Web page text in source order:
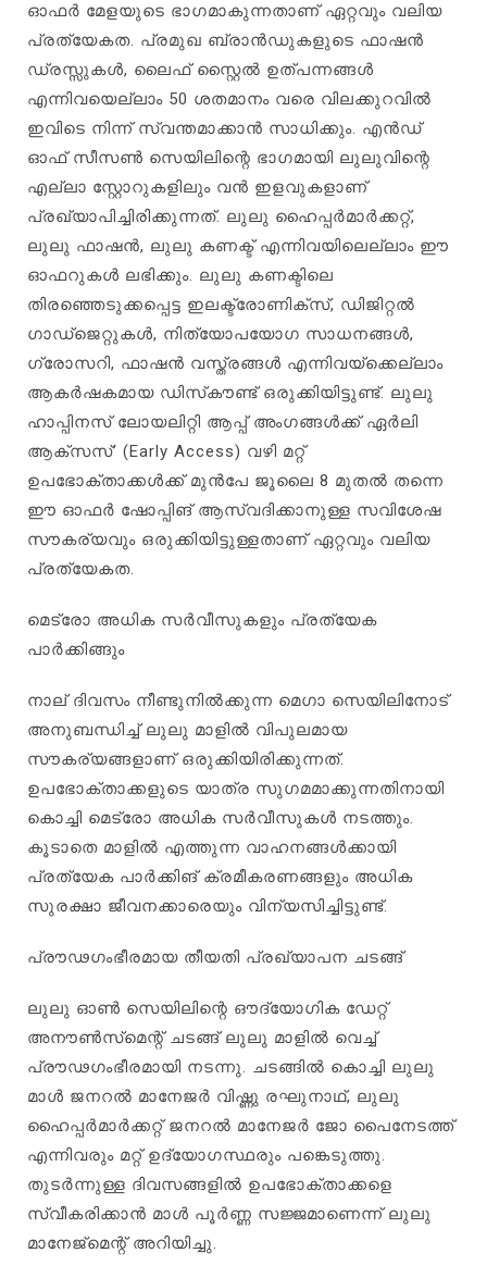
ഓഫർ മേളയുടെ ഭാഗമാകുന്നതാണ്‌ ഏറ്റവും വലിയ
പ്രത്യേകത. പ്രമുഖ ബ്രാൻഡുകളുടെ ഫാഷൻ
ഡ്രസ്സുകൾ, ലൈഫ് സ്റ്റൈൽ ഉത്പന്നങ്ങൾ
എന്നിവയെല്ലാം 50 ശതമാനം വരെ വിലക്കുറവിൽ
ഇവിടെ നിന്ന് സ്വന്തമാക്കാൻ സാധിക്കും. എൻഡ്
ഓഫ് സീസൺ സെയിലിന്റെ ഭാഗമായി ലുലുവിന്റെ
എല്ലാ സ്റ്റോറുകളിലും വൻ ഇളവുകളാണ്
പ്രഖ്യാപിച്ചിരിക്കുന്നത്. ലുലു ഹൈപ്പർമാർക്കറ്റ്,
ലുലു ഫാഷൻ, ലുലു കണക്ട് എന്നിവയിലെല്ലാം ഈ
ഓഫറുകൾ ലഭിക്കും. ലുലു കണക്ടിലെ
തിരഞ്ഞെടുക്കപ്പെട്ട ഇലക്ട്രോണിക്സ്, ഡിജിറ്റൽ
ഗാഡ്‌ജെറ്റുകൾ, നിത്യോപയോഗ സാധനങ്ങൾ,
ഗ്രോസറി, ഫാഷൻ വസ്ത്രങ്ങൾ എന്നിവയ്‌ക്കെല്ലാം
ആകർഷകമായ ഡിസ്‌കൗണ്ട്‌ ഒരുക്കിയിട്ടുണ്ട്‌. ലുലു
ഹാപ്പിനസ് ലോയലിറ്റി ആപ്പ് അംഗങ്ങൾക്ക് ഏർലി
ആക്‌സസ്’ (Early Access) വഴി മറ്റ്‌
ഉപഭോക്താക്കൾക്ക്‌ മുൻപേ ജൂലൈ 8 മുതൽ തന്നെ
ഈ ഓഫർ ഷോപ്പിങ് ആസ്വദിക്കാനുള്ള സവിശേഷ
സൗകര്യവും ഒരുക്കിയിട്ടുള്ളതാണ്‌ ഏറ്റവും വലിയ
പ്രത്യേകത.
മെട്രോ അധിക സർവീസുകളും പ്രത്യേക
പാർക്കിങ്ങും
നാല് ദിവസം നീണ്ടുനിൽക്കുന്ന മെഗാ സെയിലിനോട്
അനുബന്ധിച്ച് ലുലു മാളിൽ വിപുലമായ
സൗകര്യങ്ങളാണ് ഒരുക്കിയിരിക്കുന്നത്‌.
ഉപഭോക്താക്കളുടെ യാത്ര സുഗമമാക്കുന്നതിനായി
കൊച്ചി മെട്രോ അധിക സർവീസുകൾ നടത്തും.
കൂടാതെ മാളിൽ എത്തുന്ന വാഹനങ്ങൾക്കായി
പ്രത്യേക പാർക്കിങ് ക്രമീകരണങ്ങളും അധിക
സുരക്ഷാ ജീവനക്കാരെയും വിന്യസിച്ചിട്ടുണ്ട്.
പ്രൗഢഗംഭീരമായ തീയതി പ്രഖ്യാപന ചടങ്ങ്
ലുലു ഓൺ സെയിലിന്റെ ഔദ്യോഗിക ഡേറ്റ്
അനൗൺസ്‌മെന്റ് ചടങ്ങ് ലുലു മാളിൽ വെച്ച്
പ്രൗഢഗംഭീരമായി നടന്നു. ചടങ്ങിൽ കൊച്ചി ലുലു
മാൾ ജനറൽ മാനേജർ വിഷ്ണു രഘുനാഥ്, ലുലു
ഹൈപ്പർമാർക്കറ്റ് ജനറൽ മാനേജർ ജോ പൈനേടത്ത്
എന്നിവരും മറ്റ് ഉദ്യോഗസ്ഥരും പങ്കെടുത്തു.
തുടർന്നുള്ള ദിവസങ്ങളിൽ ഉപഭോക്താക്കളെ
സ്വീകരിക്കാൻ മാൾ പൂർണ്ണ സജ്ജമാണെന്ന് ലുലു
മാനേജ്‌മെന്റ് അറിയിച്ചു.